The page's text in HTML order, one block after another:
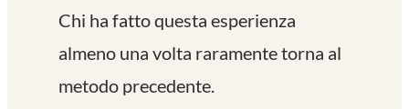
Chi ha fatto questa esperienza
almeno una volta raramente torna al
metodo precedente.